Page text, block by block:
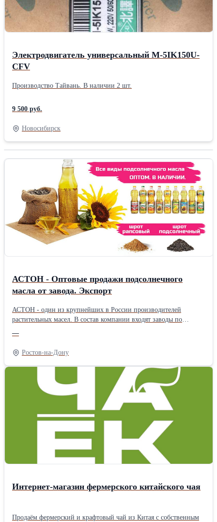
Электродвигатель универсальный M-5IK150U-
CFV
Производство Тайвань. В наличии 2 шт.
9 500 руб.
Новосибирск
АСТОН - Оптовые продажи подсолнечного
масла от завода. Экспорт
АСТОН - один из крупнейших в России производителей
растительных масел. В состав компании входят заводы по
терминалы на реке Дон, сухогрузы класса «река-море».
Ассортимент: - Масло подсолнечное рафинированное ТМ
«Затея», «Волшебный Край» и «Светлица» - Масло
подсолнечное высокоолеиновое ТМ «Астон» - Рафинированное
и нерафинированное масло наливом (авто-, ж/д цистерны,
flexitank 22 тонны) География поставок: Россия, СНГ, КНР,
Вьетнам, Афганистан и др. Цены зависят от объема закупки,
условий доставки, фасовки, и других условий. Доставляем
авто-, жд- и морским транспортом на условиях EXW, FCA, DAP,
требованиям ХАССП, стандартам ISO и иным международным
—
Ростов-на-Дону
Интернет-магазин фермерского китайского чая
Продаём фермерский и крафтовый чай из Китая с собственным